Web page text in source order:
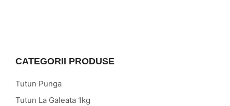
CATEGORII PRODUSE
Tutun Punga
Tutun La Galeata 1kg